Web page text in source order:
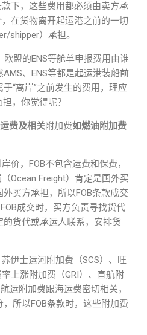
下，这些费用都必须由卖方承
在货物离开起运港之前的一切
shipper）承担。
盟的ENS等舱单申报费用由谁
、ENS等都是起运港装船前
“离岸”之前发生的费用，理应
，你觉得呢？
费及相关附加费如燃油附加费
价，FOB不包含运费和保费，
Ocean Freight）肯定是国外买
买方承担，所以FOB条款成交
成交时，买方负责寻找货代
货代或承运人联系，安排货
伊士运河附加费（SCS）、旺
上涨附加费（GRI）、直航附
运附加费跟海运费密切相关，
所以FOB条款时，这些附加费